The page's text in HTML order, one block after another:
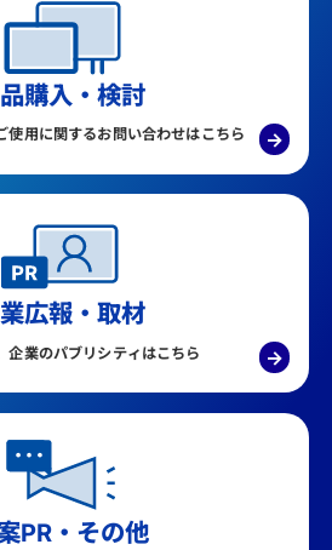
購入・検討
使用に関するお問い合わせはこちら →
広報・取材
企業のパブリシティはこちら →
PR・その他